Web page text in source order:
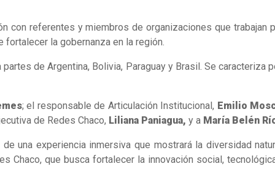
con referentes y miembros de organizaciones que
fortalecer la gobernanza en la región.
partes de Argentina, Bolivia, Paraguay y Brasil. Se
; el responsable de Articulación Institucional, Emilio
de Redes Chaco, Liliana Paniagua, y a María Belén
una experiencia inmersiva que mostrará la diversidad
Chaco, que busca fortalecer la innovación social,